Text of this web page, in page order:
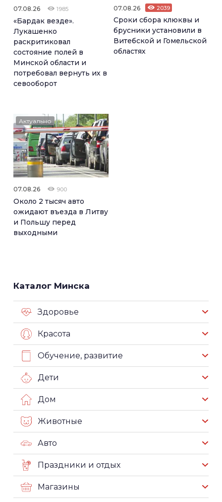
07.08.26 1985
«Бардак везде».
Лукашенко
раскритиковал
состояние полей в
Минской области и
потребовал вернуть их в
севооборот
07.08.26 2039
Сроки сбора клюквы и
брусники установили в
Витебской и Гомельской
областях
Актуально
07.08.26 900
Около 2 тысяч авто
ожидают въезда в Литву
и Польшу перед
выходными
Каталог Минска
Здоровье
Красота
Обучение, развитие
Дети
Дом
Животные
Авто
Праздники и отдых
Магазины